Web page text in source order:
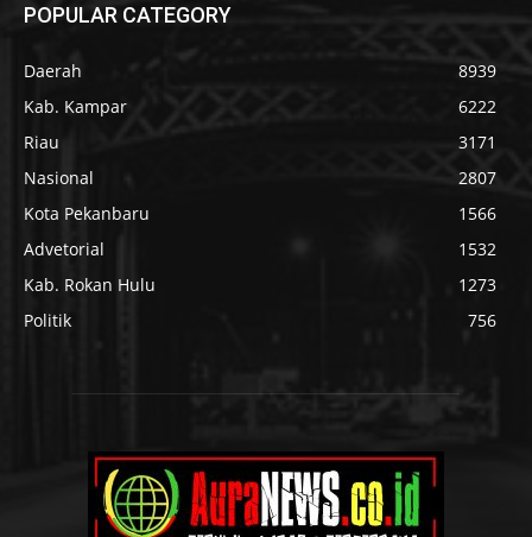
POPULAR CATEGORY
Daerah
8939
Kab. Kampar
6222
Riau
3171
Nasional
2807
Kota Pekanbaru
1566
Advetorial
1532
Kab. Rokan Hulu
1273
Politik
756